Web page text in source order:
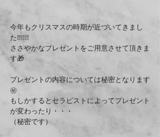
今年もクリスマスの時期が近づいてきまし
た!!!!!!
ささやかなプレゼントをご用意させて頂きま
す🎁
プレゼントの内容については秘密となります
㊙
もしかするとセラピストによってプレゼント
が変わったり・・・
（秘密です）